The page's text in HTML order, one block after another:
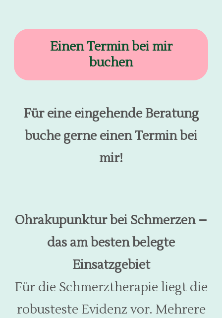
Einen Termin bei mir
buchen
Für eine eingehende Beratung
buche gerne einen Termin bei
mir!
Ohrakupunktur bei Schmerzen –
das am besten belegte
Einsatzgebiet
Für die Schmerztherapie liegt die
robusteste Evidenz vor. Mehrere